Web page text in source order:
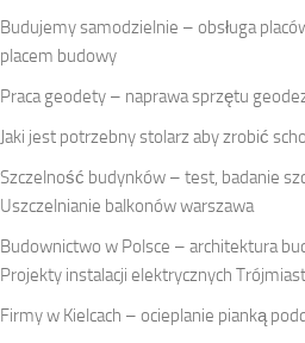
Budujemy samodzielnie – obsługa
placem budowy
Praca geodety – naprawa sprzętu
Jaki jest potrzebny stolarz aby zrobić
Szczelność budynków – test, badanie
Uszczelnianie balkonów warszawa
Budownictwo w Polsce – architektura
Projekty instalacji elektrycznych
Firmy w Kielcach – ocieplanie pianką